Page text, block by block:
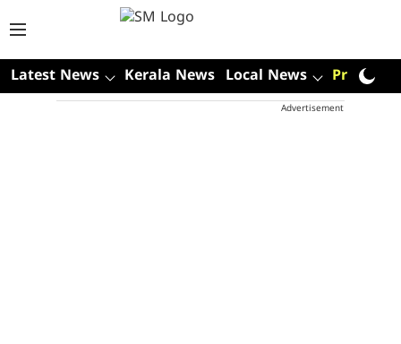
Latest News Kerala News Local News Premium
Advertisement